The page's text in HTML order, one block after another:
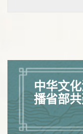
中华文
播省部